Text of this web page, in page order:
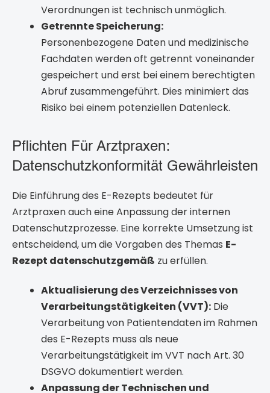
Verordnungen ist technisch unmöglich.
Getrennte Speicherung:
Personenbezogene Daten und medizinische
Fachdaten werden oft getrennt voneinander
gespeichert und erst bei einem berechtigten
Abruf zusammengeführt. Dies minimiert das
Risiko bei einem potenziellen Datenleck.
Pflichten Für Arztpraxen:
Datenschutzkonformität Gewährleisten
Die Einführung des E-Rezepts bedeutet für
Arztpraxen auch eine Anpassung der internen
Datenschutzprozesse. Eine korrekte Umsetzung ist
entscheidend, um die Vorgaben des Themas E-
Rezept datenschutzgemäß zu erfüllen.
Aktualisierung des Verzeichnisses von
Verarbeitungstätigkeiten (VVT): Die
Verarbeitung von Patientendaten im Rahmen
des E-Rezepts muss als neue
Verarbeitungstätigkeit im VVT nach Art. 30
DSGVO dokumentiert werden.
Anpassung der Technischen und